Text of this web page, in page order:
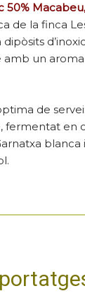
50%
de la finca
amb un
de servei:
fermentat en
blanca